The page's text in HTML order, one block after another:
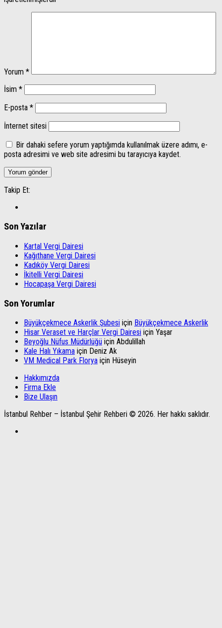
Yorum *
İsim *
E-posta *
İnternet sitesi
Bir dahaki sefere yorum yaptığımda kullanılmak üzere adımı, e-
posta adresimi ve web site adresimi bu tarayıcıya kaydet.
Takip Et:
Son Yazılar
Kartal Vergi Dairesi
Kağıthane Vergi Dairesi
Kadıköy Vergi Dairesi
İkitelli Vergi Dairesi
Hocapaşa Vergi Dairesi
Son Yorumlar
Büyükçekmece Askerlik Şubesi için Büyükçekmece Askerlik
Hisar Veraset ve Harçlar Vergi Dairesi için Yaşar
Beyoğlu Nüfus Müdürlüğü için Abdulillah
Kale Halı Yıkama için Deniz Ak
VM Medical Park Florya için Hüseyin
Hakkımızda
Firma Ekle
Bize Ulaşın
İstanbul Rehber – İstanbul Şehir Rehberi © 2026. Her hakkı saklıdır.